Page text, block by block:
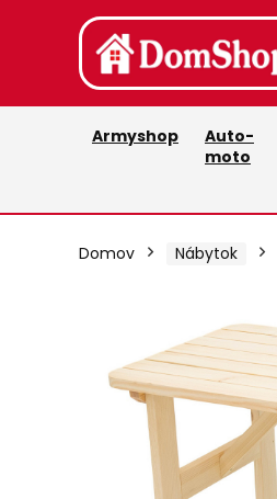
Armyshop
Auto-
moto
Domov Nábytok